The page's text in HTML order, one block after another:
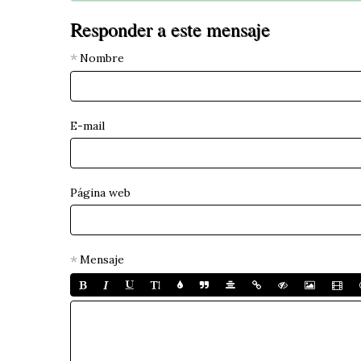
Responder a este mensaje
Nombre
E-mail
Página web
Mensaje